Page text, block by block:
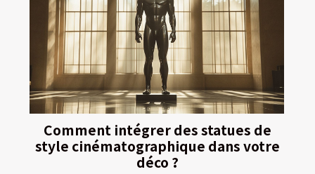
Comment intégrer des statues de
style cinématographique dans votre
déco ?